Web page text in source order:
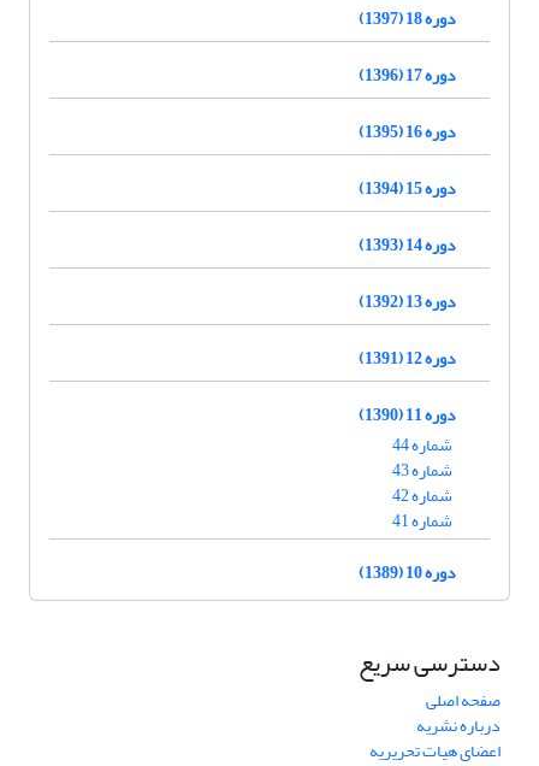
دوره 18 (1397)
دوره 17 (1396)
دوره 16 (1395)
دوره 15 (1394)
دوره 14 (1393)
دوره 13 (1392)
دوره 12 (1391)
دوره 11 (1390)
شماره 44
شماره 43
شماره 42
شماره 41
دوره 10 (1389)
دسترسی سریع
صفحه اصلی
درباره نشریه
اعضای هیات تحریریه